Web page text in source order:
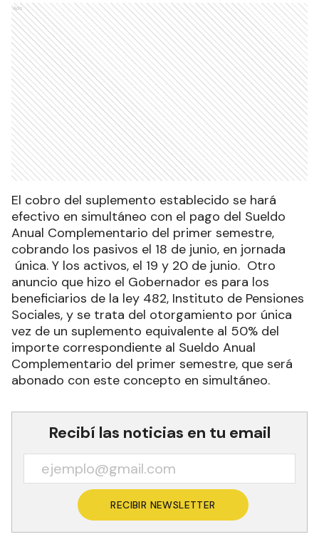
Ads
El cobro del suplemento establecido se hará
efectivo en simultáneo con el pago del Sueldo
Anual Complementario del primer semestre,
cobrando los pasivos el 18 de junio, en jornada
única. Y los activos, el 19 y 20 de junio. Otro
anuncio que hizo el Gobernador es para los
beneficiarios de la ley 482, Instituto de Pensiones
Sociales, y se trata del otorgamiento por única
vez de un suplemento equivalente al 50% del
importe correspondiente al Sueldo Anual
Complementario del primer semestre, que será
abonado con este concepto en simultáneo.
Recibí las noticias en tu email
RECIBIR NEWSLETTER